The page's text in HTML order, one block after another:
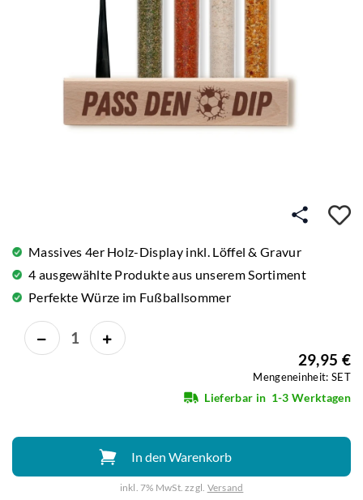
Massives 4er Holz-Display inkl. Löffel & Gravur
4 ausgewählte Produkte aus unserem Sortiment
Perfekte Würze im Fußballsommer
29,95 €
Mengeneinheit: SET
Lieferbar in 1-3 Werktagen
In den Warenkorb
inkl. 7% MwSt. zzgl. Versand
Weiter mit